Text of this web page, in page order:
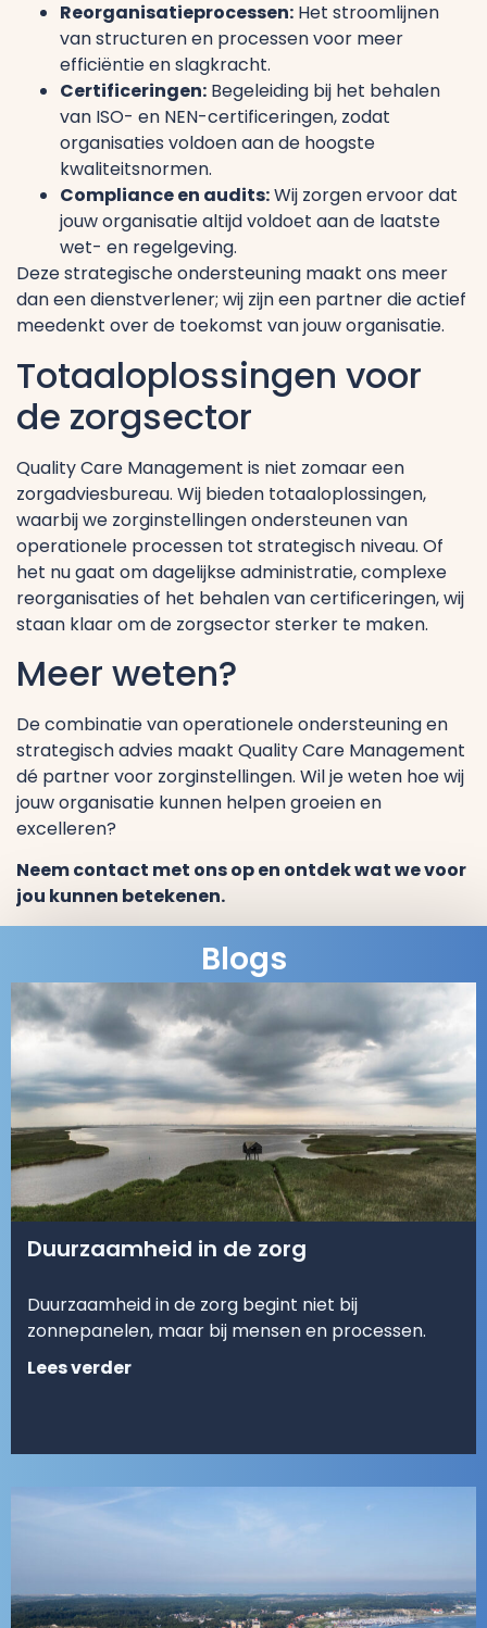
Reorganisatieprocessen: Het stroomlijnen
van structuren en processen voor meer
efficiëntie en slagkracht.
Certificeringen: Begeleiding bij het behalen
van ISO- en NEN-certificeringen, zodat
organisaties voldoen aan de hoogste
kwaliteitsnormen.
Compliance en audits:Wij zorgen ervoor dat
jouw organisatie altijd voldoet aan de laatste
wet- en regelgeving.
Deze strategische ondersteuning maakt ons meer
dan een dienstverlener; wij zijn een partner die actief
meedenkt over de toekomst van jouw organisatie.
Totaaloplossingen voor
de zorgsector
Quality Care Management is niet zomaar een
zorgadviesbureau. Wij bieden totaaloplossingen,
waarbij we zorginstellingen ondersteunen van
operationele processen tot strategisch niveau. Of
het nu gaat om dagelijkse administratie, complexe
reorganisaties of het behalen van certificeringen, wij
staan klaar om de zorgsector sterker te maken.
Meer weten?
De combinatie van operationele ondersteuning en
strategisch advies maakt Quality Care Management
dé partner voor zorginstellingen. Wil je weten hoe wij
jouw organisatie kunnen helpen groeien en
excelleren?
Neem contact met ons op en ontdek wat we voor
jou kunnen betekenen.
Blogs
Duurzaamheid in de zorg
Duurzaamheid in de zorg begint niet bij
zonnepanelen, maar bij mensen en processen.
Lees verder